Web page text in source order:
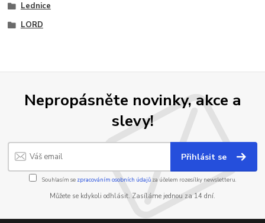
Lednice
LORD
Nepropásněte novinky, akce a
slevy!
Přihlásit se
Souhlasím se zpracováním osobních údajůza účelem rozesílky newsletteru.
Můžete se kdykoli odhlásit. Zasíláme jednou za 14 dní.